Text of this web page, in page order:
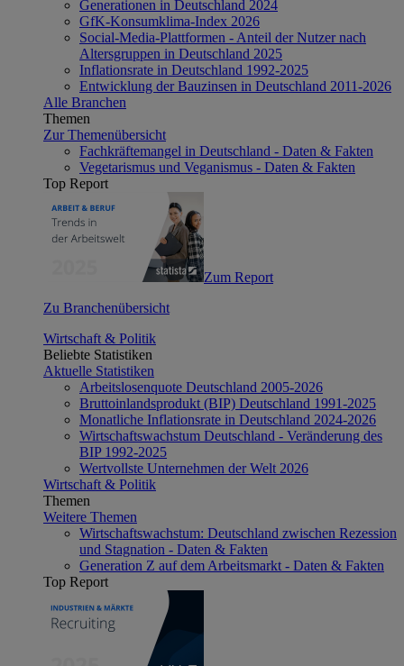
Generationen in Deutschland 2024
GfK-Konsumklima-Index 2026
Social-Media-Plattformen - Anteil der Nutzer nach
Altersgruppen in Deutschland 2025
Inflationsrate in Deutschland 1992-2025
Entwicklung der Bauzinsen in Deutschland 2011-2026
Alle Branchen
Themen
Zur Themenübersicht
Fachkräftemangel in Deutschland - Daten & Fakten
Vegetarismus und Veganismus - Daten & Fakten
Top Report
Zum Report
Zu Branchenübersicht
Wirtschaft & Politik
Beliebte Statistiken
Aktuelle Statistiken
Arbeitslosenquote Deutschland 2005-2026
Bruttoinlandsprodukt (BIP) Deutschland 1991-2025
Monatliche Inflationsrate in Deutschland 2024-2026
Wirtschaftswachstum Deutschland - Veränderung des
BIP 1992-2025
Wertvollste Unternehmen der Welt 2026
Wirtschaft & Politik
Themen
Weitere Themen
Wirtschaftswachstum: Deutschland zwischen Rezession
und Stagnation - Daten & Fakten
Generation Z auf dem Arbeitsmarkt - Daten & Fakten
Top Report